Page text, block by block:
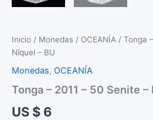
Inicio / Monedas / OCEANÍA / Tonga
Níquel – BU
Monedas, OCEANÍA
Tonga – 2011 – 50 Senite –
US $ 6